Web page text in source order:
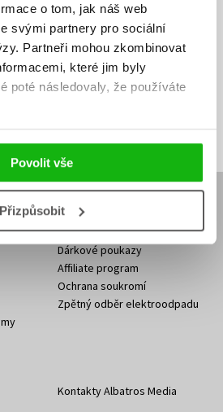
o tom, jak náš web
svými partnery pro sociální
Partneři mohou zkombinovat
které jim byly
poté následovaly, že používáte
Povolit vše
Přizpůsobit
první!
vychází, na jaké zboží je výhodná
Přihlášením k odběru našich e-
se zpracováním osobních údajů .
Knižní novinky
Dárkové poukazy
Affiliate program
Ochrana soukromí
Zpětný odběr elektroodpadu
Kontakty Albatros Media